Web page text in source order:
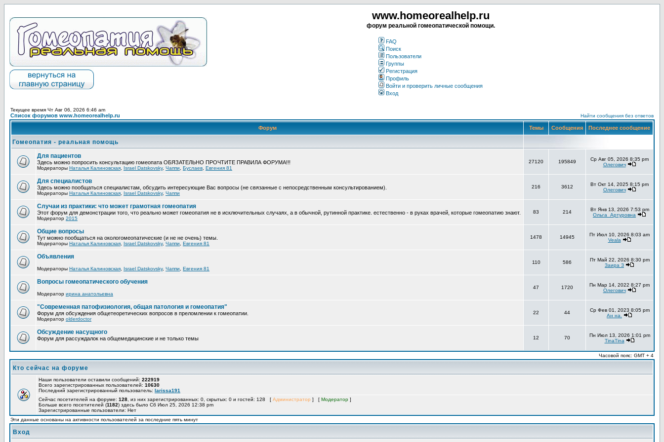
www.homeorealhelp.ru
форум реальной гомеопатической помощи.
FAQ
Поиск
Пользователи
Группы
Регистрация
Профиль
Войти и проверить личные сообщения
Вход
Текущее время Чт Авг 06, 2026 6:46 am
Список форумов www.homeorealhelp.ru Найти сообщения без ответов
Форум Темы Сообщения Последнее сообщение
Гомеопатия - реальная помощь
Для пациентов
Здесь можно попросить консультацию гомеопата ОБЯЗАТЕЛЬНО ПРОЧТИТЕ ПРАВИЛА ФОРУМА!!!
Модераторы Наталья Калиновская Israel Datskovsky, Чаппи Буслаев Евгения 81
27120 195849
Ср Авг 05, 2026 8:35 pm
Олегович
Для специалистов
Здесь можно пообщаться специалистам, обсудить интересующие Вас вопросы (не связанные с непосредственным консультированием).
Модераторы Наталья Калиновская Israel Datskovsky, Чаппи
216 3612
Вт Окт 14, 2025 8:15 pm
Олегович
Случаи из практики: что может грамотная гомеопатия
Этот форум для демонстрации того, что реально может гомеопатия не в исключительных случаях, а в обычной, рутинной практике. естественно - в руках врачей, которые гомеопатию знают.
Модератор 2015
83 214
Вт Янв 13, 2026 7:53 pm
Ольга_Артуровна
Общие вопросы
Тут можно пообщаться на окологомеопатические (и не не очень) темы.
Модераторы Наталья Калиновская Israel Datskovsky, Чаппи Евгения 81
1478 14945
Пт Июл 10, 2026 8:03 am
Veala
Объявления
Модераторы Наталья Калиновская Israel Datskovsky, Чаппи Евгения 81
110 586
Пт Май 22, 2026 8:30 pm
Заира З
Вопросы гомеопатического обучения
Модератор ирина анатольевна
47 1720
Пн Мар 14, 2022 8:27 pm
Олегович
"Современная патофизиология, общая патология и гомеопатия"
Форум для обсуждения общетеоретических вопросов в преломлении к гомеопатии.
Модератор olderdoctor
22 44
Ср Фев 01, 2023 8:05 pm
Ан на.
Обсуждение насущного
Форум для рассуждалок на общемедицинские и не только темы 12 70
Пн Июл 13, 2026 1:01 pm
TinaTina
Часовой пояс: GMT + 4
Кто сейчас на форуме
Наши пользователи оставили сообщений: 222919
Всего зарегистрированных пользователей: 10630
Последний зарегистрированный пользователь: larissa191
Сейчас посетителей на форуме: 128 , из них зарегистрированных: 0, скрытых: 0 и гостей: 128 [ Администратор ] [ Модератор ]
Больше всего посетителей (1182) здесь было Сб Июл 25, 2026 12:38 pm
Зарегистрированные пользователи: Нет
Эти данные основаны на активности пользователей за последние пять минут
Вход